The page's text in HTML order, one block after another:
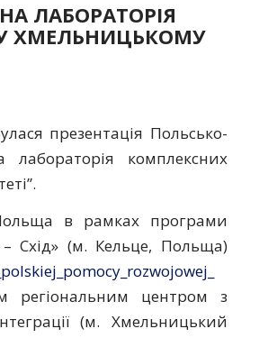
ЛАБОРАТОРІЯ
ХМЕЛЬНИЦЬКОМУ
презентація Польсько-
лабораторія комплексних
Польща в рамках програми
Схід» (м. Кельце, Польща)
регіональним центром з
(м. Хмельницький